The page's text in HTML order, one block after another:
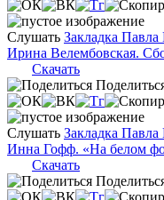
Слушать Закладка
Ирина Велембовская.
Скачать
Слушать Закладка
Инна Гофф. «На белом
Скачать